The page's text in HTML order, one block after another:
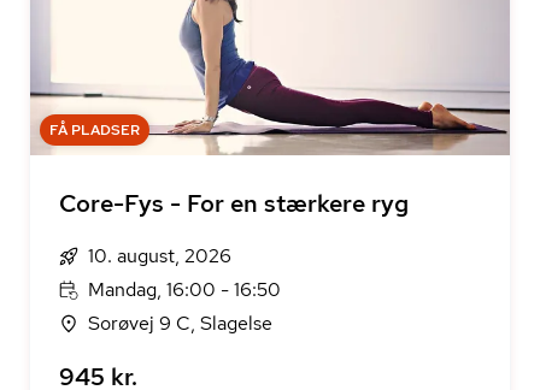
FÅ PLADSER
Core-Fys - For en stærkere ryg
10. august, 2026
Mandag, 16:00 - 16:50
Sorøvej 9 C, Slagelse
945 kr.